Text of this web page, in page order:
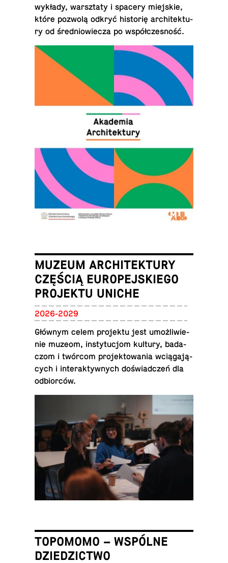
wykłady, warsz­ta­ty i spacery miej­skie,
które pozwolą odkryć hi­sto­rię ar­chi­tek­tu­
ry od śre­dnio­wie­cza po współczesność.
MUZEUM ARCHITEKTURY
CZĘŚCIĄ EUROPEJSKIEGO
PROJEKTU UNICHE
2026-2029
Głównym celem pro­jek­tu jest umoż­li­wie­
nie muzeom, in­sty­tu­cjom kultury, ba­da­
czom i twórcom pro­jek­to­wa­nia wcią­ga­ją­
cych i in­te­rak­tyw­nych do­świad­czeń dla
odbiorców.
TOPOMOMO – WSPÓLNE
DZIEDZICTWO